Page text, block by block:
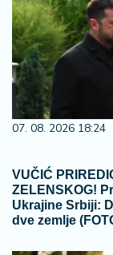
07. 08. 2026 18:24
VUČIĆ
ZELENSKOG!
Ukrajine Srbiji:
dve zemlje